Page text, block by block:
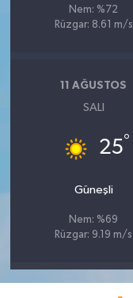
Nem: %72
Rüzgar: 8.61 m/s
11 AĞUSTOS
SALI
25°
Güneşli
Nem: %69
Rüzgar: 9.19 m/s